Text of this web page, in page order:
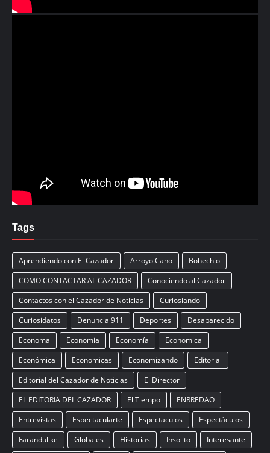
Tags
Aprendiendo con El Cazador Arroyo Cano
Bohechio
COMO CONTACTAR AL CAZADOR
Conociendo al Cazador
Contactos con el Cazador de Noticias
Curiosiando
Curiosidatos
Denuncia 911 Deportes
Desaparecido
Economa
Economia Economía
Economica
Económica
Economicas Economizando
Editorial
Editorial del Cazador de Noticias
El Director
EL EDITORIA DEL CAZADOR
El Tiempo
ENRREDAO
Entrevistas
Espectacularte Espectaculos
Espectáculos
Farandulike
Globales Historias Insolito
Interesante